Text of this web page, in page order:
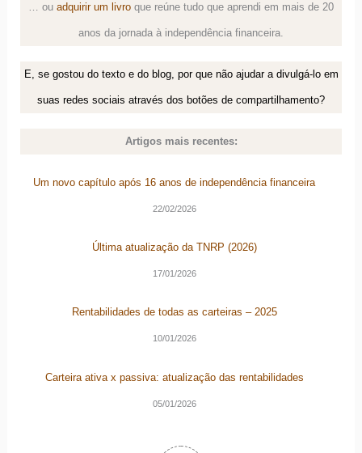
… ou adquirir um livro que reúne tudo que aprendi em mais de 20
anos da jornada à independência financeira.
E, se gostou do texto e do blog, por que não ajudar a divulgá-lo em
suas redes sociais através dos botões de compartilhamento?
Artigos mais recentes:
Um novo capítulo após 16 anos de independência financeira
22/02/2026
Última atualização da TNRP (2026)
17/01/2026
Rentabilidades de todas as carteiras – 2025
10/01/2026
Carteira ativa x passiva: atualização das rentabilidades
05/01/2026